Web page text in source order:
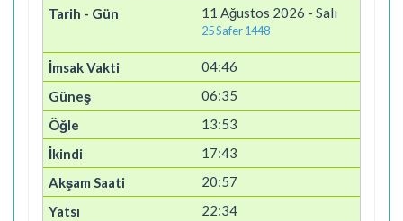
11 Ağustos 2026 - Salı
25 Safer 1448
04:46
06:35
13:53
17:43
20:57
22:34